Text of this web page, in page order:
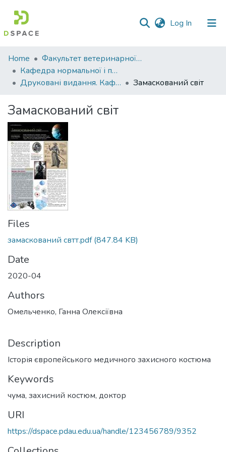
Log In (current)
Communities
&
Collections
Statistics
Home
Факультет ветеринарної медицини
Кафедра нормальної і патологічної анатомії та фізіології тварин
Друковані видання. Кафедра нормальної і паталогічної анатомії та фізіології тварин
Замаскований світ
Замаскований світ
Files
замаскований свтт.pdf(847.84 KB)
Date
2020-04
Authors
Омельченко, Ганна Олексіївна
Description
Історія європейського медичного захисного костюма
Keywords
чума, захисний костюм, доктор
URI
https://dspace.pdau.edu.ua/handle/123456789/9352